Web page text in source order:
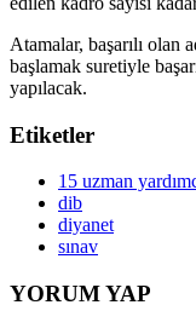
Atamalar, başarılı olan
başlamak suretiyle
yapılacak.
Etiketler
15 uzman
dib
diyanet
sınav
YORUM YAP